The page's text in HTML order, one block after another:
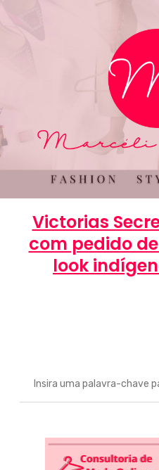
Victorias
com pedido
look